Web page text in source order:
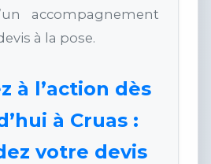
accompagnement
à la pose.
à l’action dès
à Cruas :
votre devis